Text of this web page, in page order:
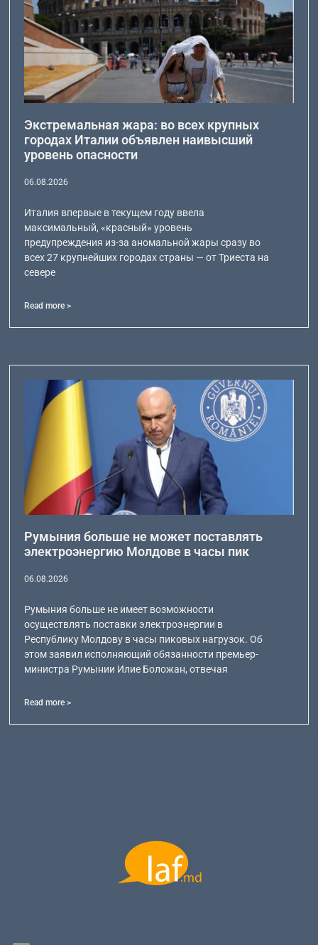
Экстремальная жара: во всех крупных
городах Италии объявлен наивысший
уровень опасности
06.08.2026
Италия впервые в текущем году ввела
максимальный, «красный» уровень
предупреждения из-за аномальной жары сразу во
всех 27 крупнейших городах страны — от Триеста на
севере
Read more >
Румыния больше не может поставлять
электроэнергию Молдове в часы пик
06.08.2026
Румыния больше не имеет возможности
осуществлять поставки электроэнергии в
Республику Молдову в часы пиковых нагрузок. Об
этом заявил исполняющий обязанности премьер-
министра Румынии Илие Боложан, отвечая
Read more >